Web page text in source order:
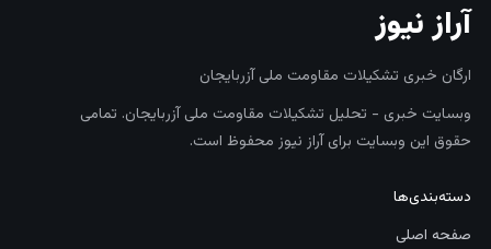
آراز نیوز
ارگان خبری تشکیلات مقاومت ملی آزربایجان
وبسایت خبری - تحلیل تشکیلات مقاومت ملی آزربایجان. تمامی
حقوق این وبسایت برای آراز نیوز محفوظ است.
دسته‌بندی‌ها
صفحه اصلی